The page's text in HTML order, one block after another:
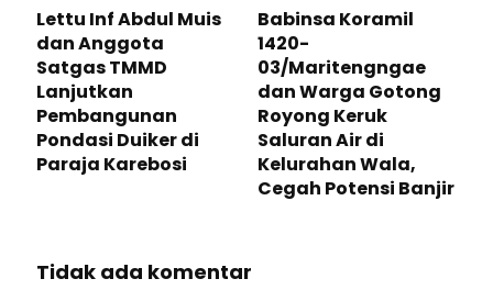
Lettu Inf Abdul Muis
dan Anggota
Satgas TMMD
Lanjutkan
Pembangunan
Pondasi Duiker di
Paraja Karebosi
Babinsa Koramil
1420-
03/Maritengngae
dan Warga Gotong
Royong Keruk
Saluran Air di
Kelurahan Wala,
Cegah Potensi Banjir
Tidak ada komentar